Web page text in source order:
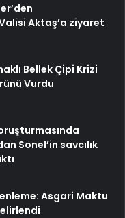
Aktaş’a ziyaret
Bellek Çipi Krizi
Vurdu
Sonel’in savcılık
Asgari Maktu